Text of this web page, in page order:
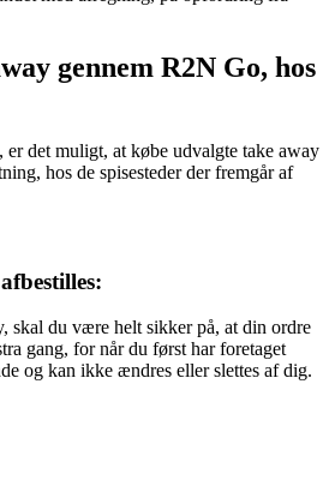
gennem R2N Go, hos
det muligt, at købe udvalgte take away
hos de spisesteder der fremgår af
skal du være helt sikker på, at din ordre
gang, for når du først har foretaget
og kan ikke ændres eller slettes af dig.